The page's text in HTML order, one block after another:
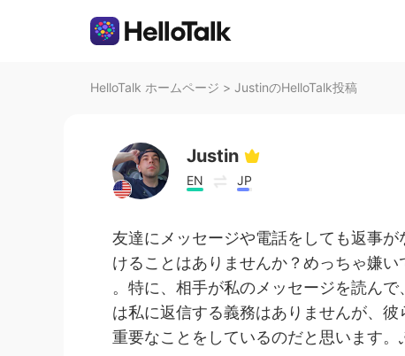
HelloTalk ホームページ > JustinのHelloTalk投稿
Justin
EN JP
友達にメッセージや電話をしても返事
けることはありませんか？めっちゃ嫌い
。特に、相手が私のメッセージを読ん
は私に返信する義務はありませんが、
重要なことをしているのだと思います。